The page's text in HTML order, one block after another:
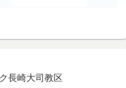
長崎大司教区